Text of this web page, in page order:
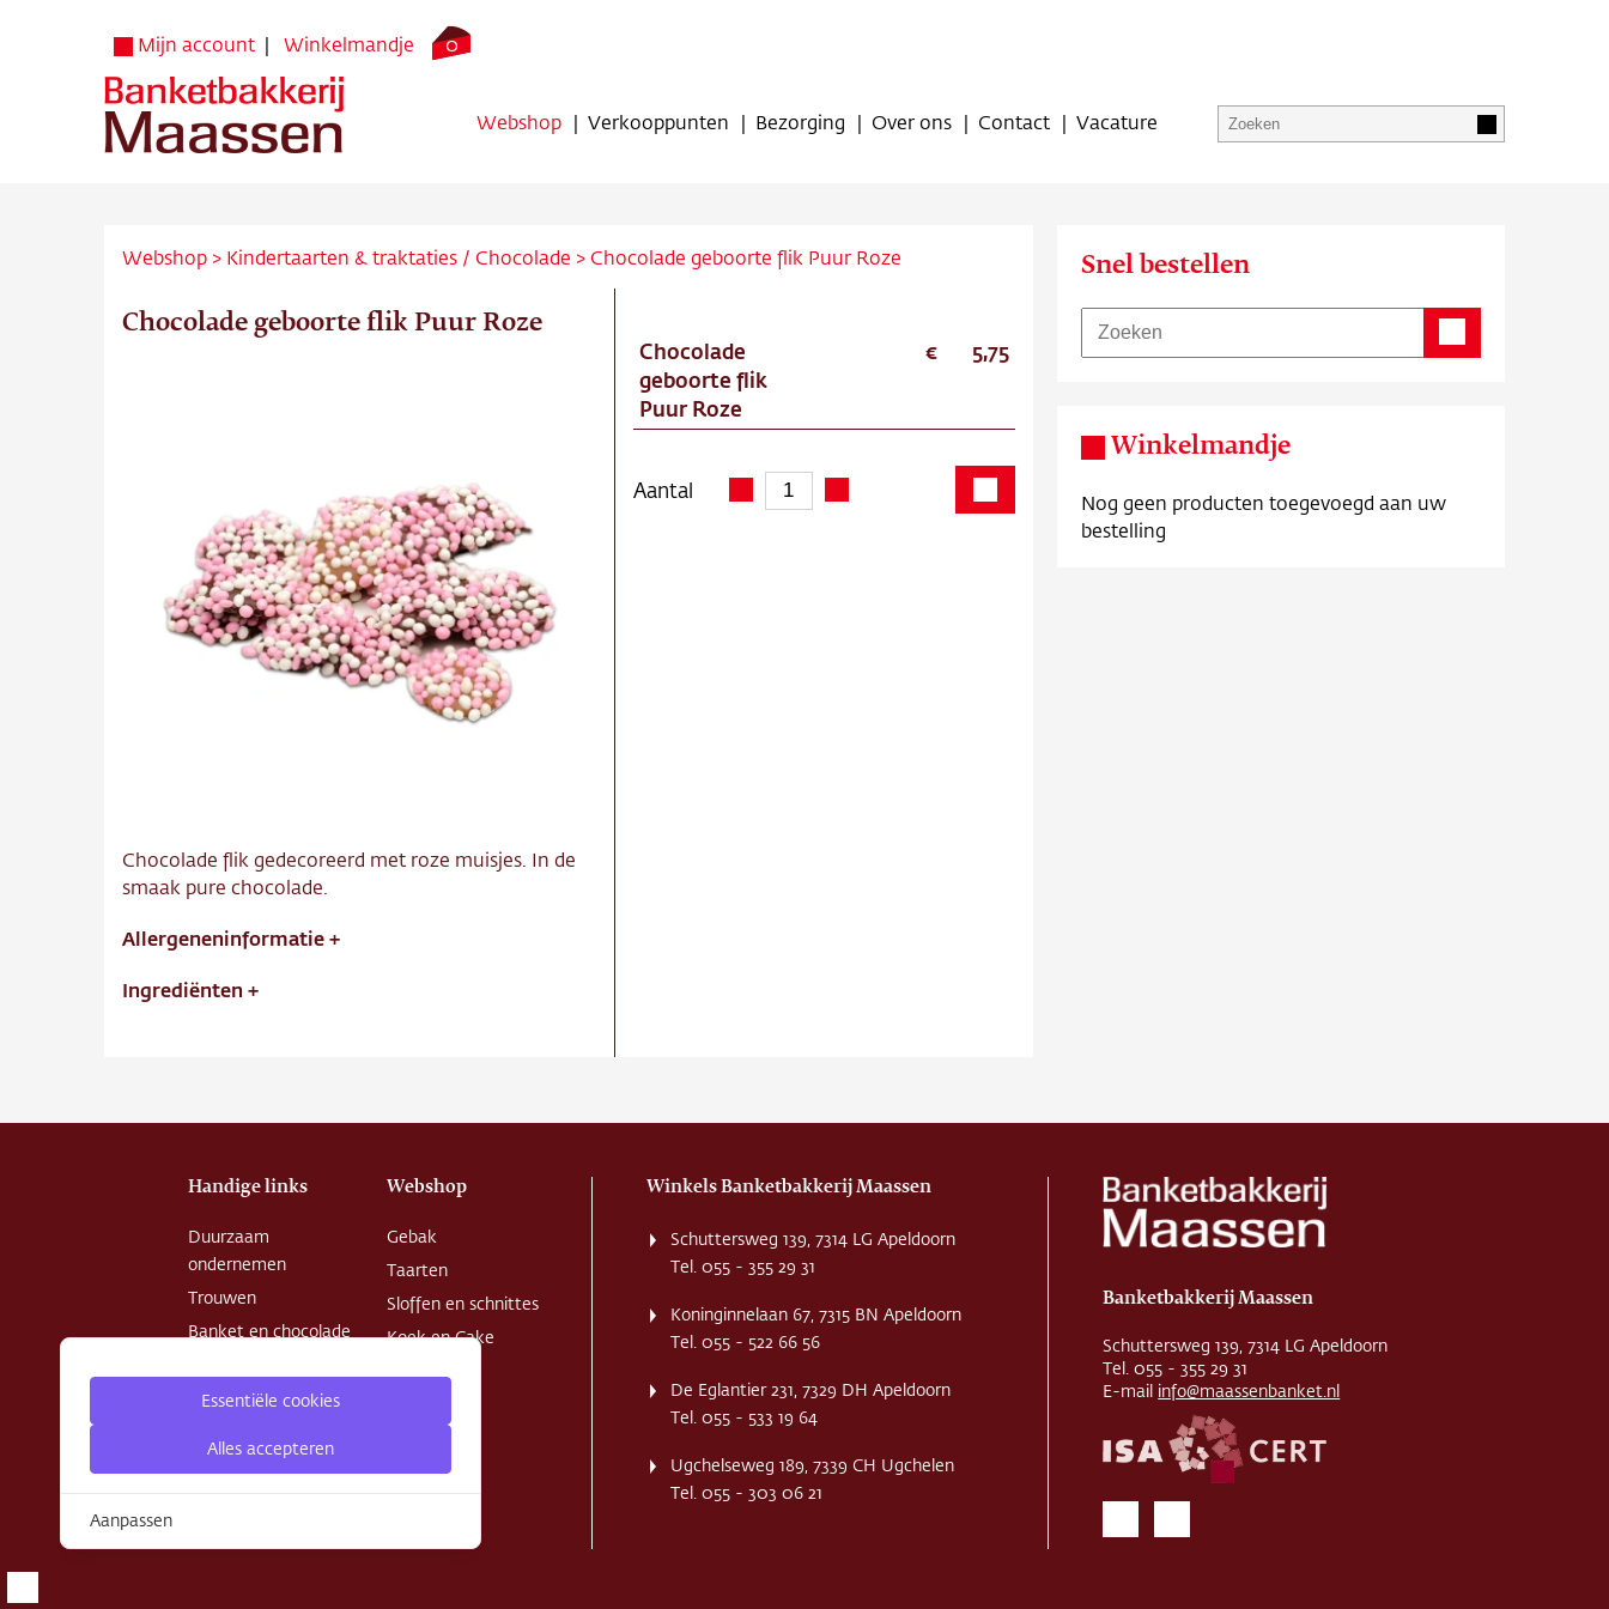
Mijn account Winkelmandje 0
Webshop Verkooppunten Bezorging Over ons Contact Vacature
Bezorging
Over ons
Contact
Vacature
Webshop > Kindertaarten & traktaties / Chocolade > Chocolade geboorte flik Puur Roze
Chocolade geboorte flik Puur Roze
Chocolade flik gedecoreerd met roze muisjes. In de
smaak pure chocolade.
Allergeneninformatie+
Ingrediënten +
Chocolade
geboorte flik
Puur Roze
5,75
Aantal
Snel bestellen
Winkelmandje
Nog geen producten toegevoegd aan uw
bestelling
Handige links
Duurzaam
ondernemen
Trouwen
Banket en chocolade
Patisserie College
voorwaarden
Webshop
Gebak
Taarten
Sloffen en schnittes
Koek en Cake
Winkels Banketbakkerij Maassen
Schuttersweg 139, 7314 LG Apeldoorn
Tel. 055 - 355 29 31
Koninginnelaan 67, 7315 BN Apeldoorn
Tel. 055 - 522 66 56
De Eglantier 231, 7329 DH Apeldoorn
Tel. 055 - 533 19 64
Ugchelseweg 189, 7339 CH Ugchelen
Tel. 055 - 303 06 21
Banketbakkerij Maassen
Schuttersweg 139, 7314 LG Apeldoorn
Tel. 055 - 355 29 31
E-mail info@maassenbanket.nl
Essentiële cookies
Alles accepteren
Aanpassen